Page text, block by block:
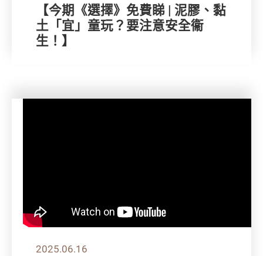
【今期《選擇》免費睇 | 泥膠、黏
土「宜」童玩？要注意安全衞
生！】
2025.06.16